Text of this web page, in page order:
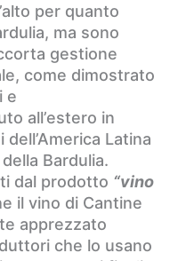
per quanto
ma sono
gestione
come dimostrato
e
all’estero in
Latina
Bardulia.
dal prodotto “vino
il vino di Cantine
apprezzato
che lo usano